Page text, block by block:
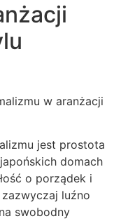
w aranżacji
jest prostota
domach
o porządek i
luźno
swobodny